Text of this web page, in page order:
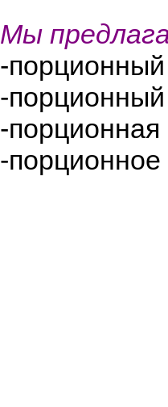
Мы
-
-порционный
-порционная
-